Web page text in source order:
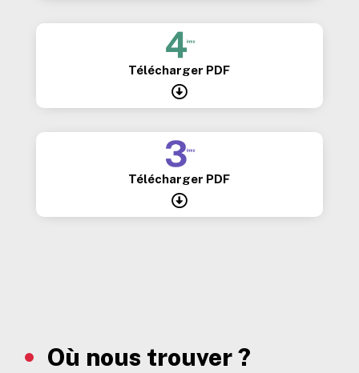
Télécharger PDF

Télécharger PDF

Où nous trouver ?